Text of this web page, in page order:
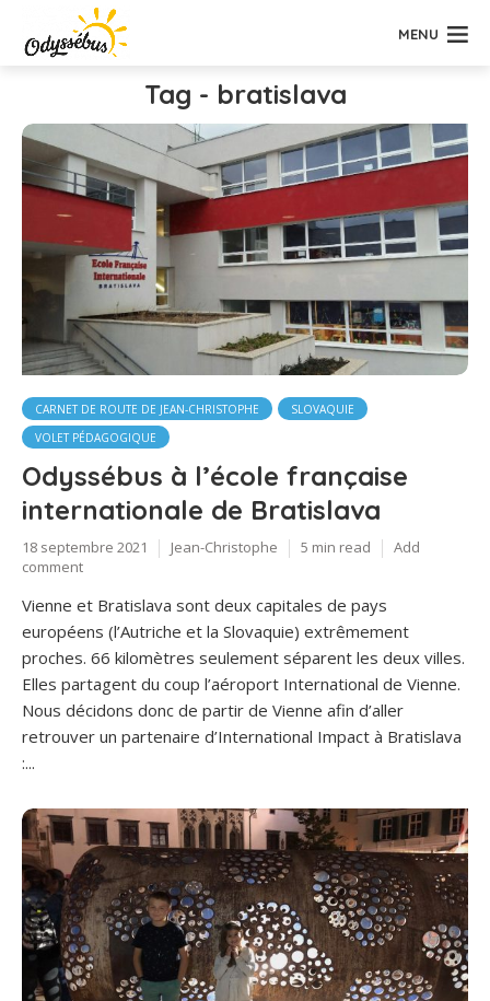
MENU
Tag - bratislava
CARNET DE ROUTE DE JEAN-CHRISTOPHE
SLOVAQUIE
VOLET PÉDAGOGIQUE
Odyssébus à l’école française
internationale de Bratislava
18 septembre 2021 Jean-Christophe 5 min read
Add
comment
Vienne et Bratislava sont deux capitales de pays
européens (l’Autriche et la Slovaquie) extrêmement
proches. 66 kilomètres seulement séparent les deux villes.
Elles partagent du coup l’aéroport International de Vienne.
Nous décidons donc de partir de Vienne afin d’aller
retrouver un partenaire d’International Impact à Bratislava
:...